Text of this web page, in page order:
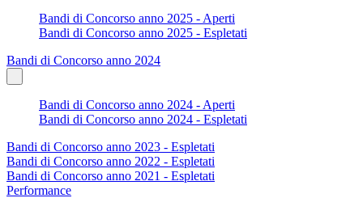
Bandi di Concorso anno 2025 - Aperti
Bandi di Concorso anno 2025 - Espletati
Bandi di Concorso anno 2024
Bandi di Concorso anno 2024 - Aperti
Bandi di Concorso anno 2024 - Espletati
Bandi di Concorso anno 2023 - Espletati
Bandi di Concorso anno 2022 - Espletati
Bandi di Concorso anno 2021 - Espletati
Performance